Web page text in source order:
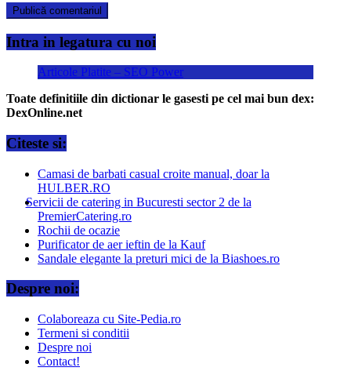
Intra in legatura cu noi
Articole Platite – SEO Power
Toate definitiile din dictionar le gasesti pe cel mai bun dex:
DexOnline.net
Citeste si:
Camasi de barbati casual croite manual, doar la
HULBER.RO
Servicii de catering in Bucuresti sector 2 de la
PremierCatering.ro
Rochii de ocazie
Purificator de aer ieftin de la Kauf
Sandale elegante la preturi mici de la Biashoes.ro
Despre noi:
Colaboreaza cu Site-Pedia.ro
Termeni si conditii
Despre noi
Contact!